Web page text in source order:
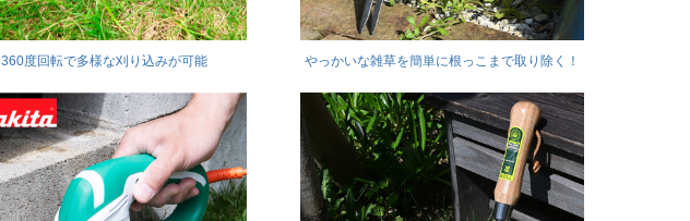
360度回転で多様な刈り込みが可能 やっかいな雑草を簡単に根っこまで取り除く！